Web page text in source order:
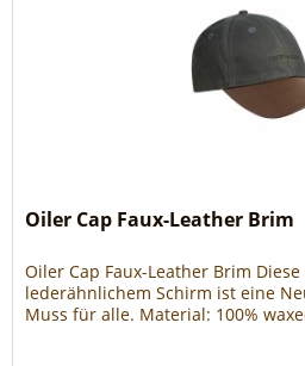
Oiler Cap Faux-Leather Brim
Oiler Cap Faux-Leather Brim
lederähnlichem Schirm ist eine
Muss für alle. Material: 100%